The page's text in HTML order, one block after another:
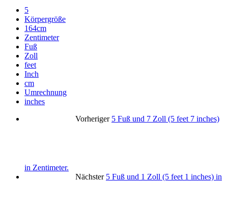
5
Körpergröße
164cm
Zentimeter
Fuß
Zoll
feet
Inch
cm
Umrechnung
inches
Vorheriger 5 Fuß und 7 Zoll (5 feet 7 inches)
in Zentimeter.
Nächster 5 Fuß und 1 Zoll (5 feet 1 inches) in